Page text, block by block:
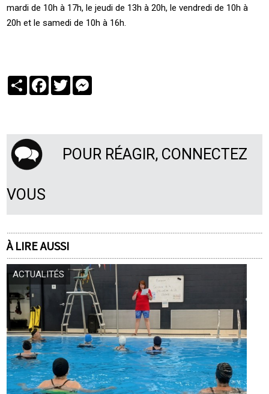
mardi de 10h à 17h, le jeudi de 13h à 20h, le vendredi de 10h à
20h et le samedi de 10h à 16h.
PartagerFacebook
Twitter
POUR RÉAGIR, CONNECTEZ
VOUS
À LIRE AUSSI
ACTUALITÉS